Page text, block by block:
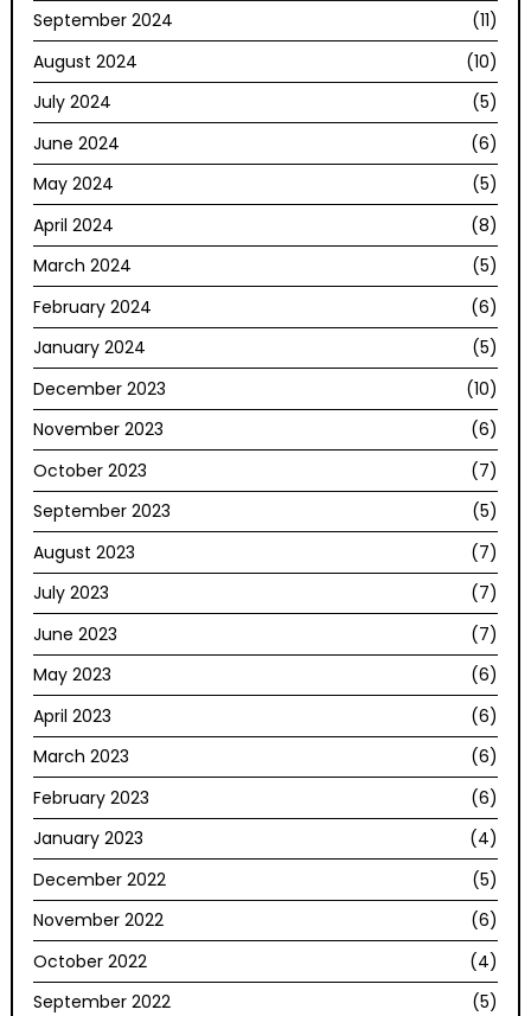
September 2024
(11)
August 2024
(10)
July 2024
(5)
June 2024
(6)
May 2024
(5)
April 2024
(8)
March 2024
(5)
February 2024
(6)
January 2024
(5)
December 2023
(10)
November 2023
(6)
October 2023
(7)
September 2023
(5)
August 2023
(7)
July 2023
(7)
June 2023
(7)
May 2023
(6)
April 2023
(6)
March 2023
(6)
February 2023
(6)
January 2023
(4)
December 2022
(5)
November 2022
(6)
October 2022
(4)
September 2022
(5)